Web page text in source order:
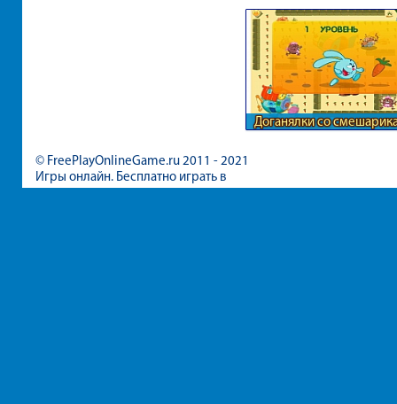
Доганялки со
© FreePlayOnlineGame.ru 2011 - 2021
Игры онлайн. Бесплатно играть в
игры для девочек и мальчиков